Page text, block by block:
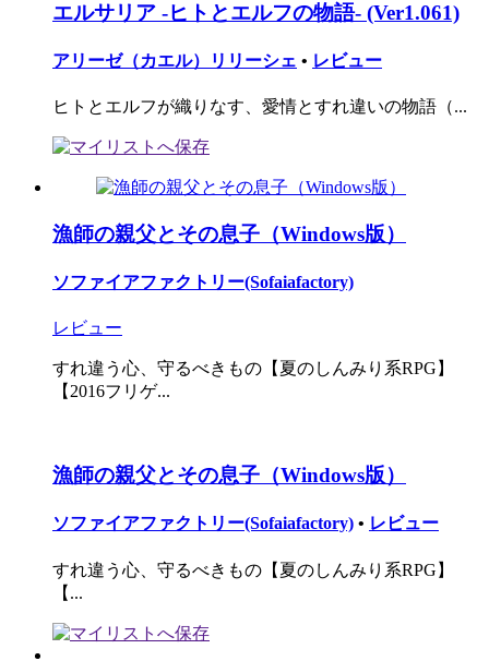
エルサリア -ヒトとエルフの物語- (Ver1.061)
アリーゼ（カエル）リリーシェ • レビュー
ヒトとエルフが織りなす、愛情とすれ違いの物語（...
漁師の親父とその息子（Windows版）
ソファイアファクトリー(Sofaiafactory)
レビュー
すれ違う心、守るべきもの【夏のしんみり系RPG】
【2016フリゲ...
漁師の親父とその息子（Windows版）
ソファイアファクトリー(Sofaiafactory) • レビュー
すれ違う心、守るべきもの【夏のしんみり系RPG】
【...